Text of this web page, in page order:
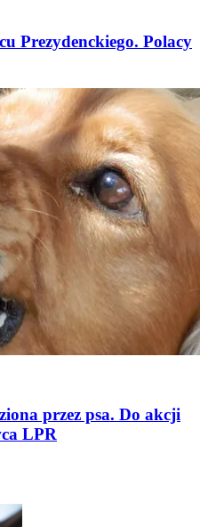
Prezydenckiego. Polacy
przez psa. Do akcji
LPR